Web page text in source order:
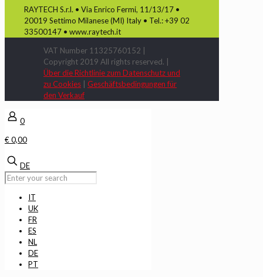
RAYTECH S.r.l. • Via Enrico Fermi, 11/13/17 •
20019 Settimo Milanese (MI) Italy • Tel.: +39 02
33500147 • www.raytech.it
VAT Number 11325760152 |
Copyright 2019 All rights reserved. |
Über die Richtlinie zum Datenschutz und
zu Cookies
Geschäftsbedingungen für
den Verkauf
0
€ 0,00
DE
IT
UK
FR
ES
NL
DE
PT